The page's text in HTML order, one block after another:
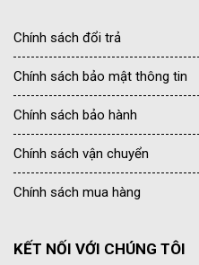
Chính sách đổi trả
Chính sách bảo mật thông tin
Chính sách bảo hành
Chính sách vận chuyển
Chính sách mua hàng
KẾT NỐI VỚI CHÚNG TÔI